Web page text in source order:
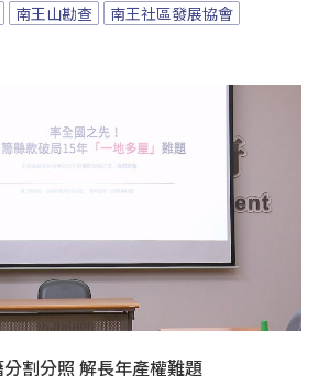
南王山勘查
南王社區發展協會
割分照 解長年產權難題